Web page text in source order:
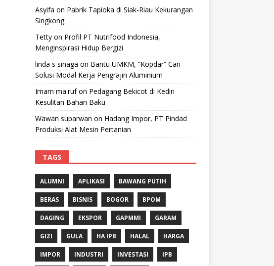
Asyifa on Pabrik Tapioka di Siak-Riau Kekurangan
Singkong
Tettyon Profil PT Nutrifood Indonesia,
Menginspirasi Hidup Bergizi
linda s sinaga on Bantu UMKM, “Kopdar” Cari
Solusi Modal Kerja Pengrajin Aluminium
Imam ma'rufon Pedagang Bekicot di Kediri
Kesulitan Bahan Baku
Wawan suparwan on Hadang Impor, PT Pindad
Produksi Alat Mesin Pertanian
TAGS
ALUMNI APLIKASI BAWANG PUTIH
BERAS BISNIS BOGOR BPOM
DAGING EKSPOR GAPMMI GARAM
GIZI GULA HA IPB HALAL HARGA
IMPOR INDUSTRI INVESTASI IPB